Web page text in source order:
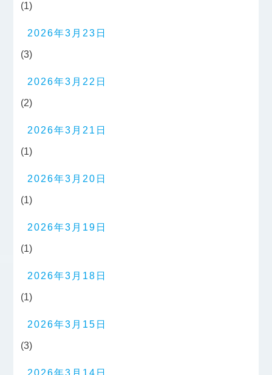
(1)
2026年3月23日
(3)
2026年3月22日
(2)
2026年3月21日
(1)
2026年3月20日
(1)
2026年3月19日
(1)
2026年3月18日
(1)
2026年3月15日
(3)
2026年3月14日